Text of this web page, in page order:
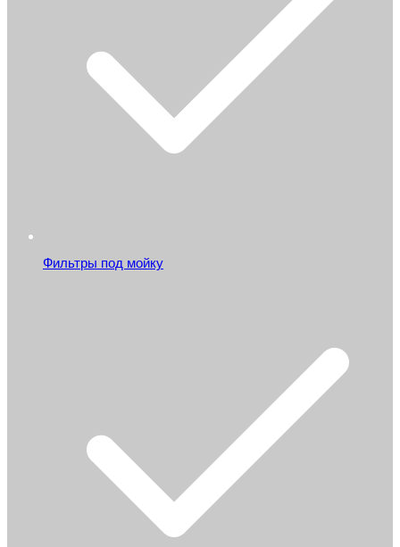
Фильтры под мойку